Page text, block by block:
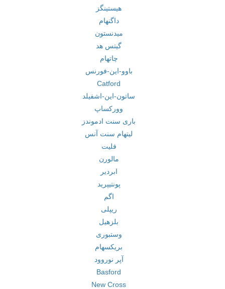
هیستینگز
داگنهام
میدنستون
گیتس هد
چاتهام
باوو-این-فورنس
Catford
ساتون-این-اشفیلد
وورکساپ
باری سنت ادموندز
لیتهام سنت آنس
فلیت
مالورن
ابردیر
پونتیپرید
اگم
ریپلی
بلزهیل
وستبوری
بریکسهام
آپر نوروود
Basford
New Cross